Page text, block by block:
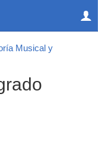
Musical y